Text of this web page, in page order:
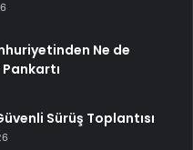
Ne de
Sürüş Toplantısı